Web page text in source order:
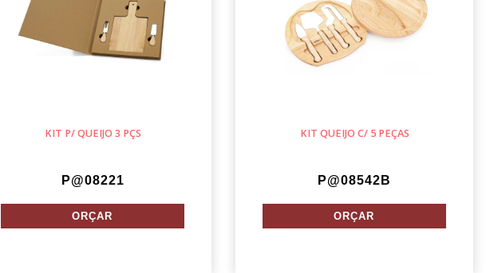
KIT P/ QUEIJO 3 PÇS
P@08221
KIT QUEIJO C/ 5 PEÇAS
P@08542B